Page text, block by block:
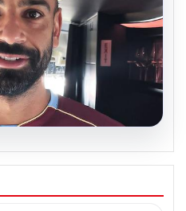
maça çıkmadan